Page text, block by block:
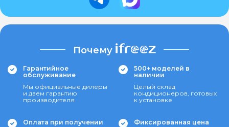
Почему
Гарантийное
обслуживание
Мы официальные дилеры
и даем гарантию
производителя
500+ моделей в
наличии
Целый склад
кондиционеров, готовых
к установке
Оплата при получении Фиксированная цена